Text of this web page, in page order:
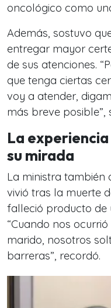
oncológico como
Además, sostuvo
entregar mayor
de sus atenciones.
que tenga ciertas
voy a atender,
más breve posible”,
La
su mirada
La ministra también
vivió tras la muerte
falleció producto de
“Cuando nos
marido, nosotros
barreras”, recordó.